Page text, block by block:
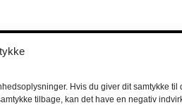
Hvis du giver dit samtykke
tilbage, kan det have en negativ